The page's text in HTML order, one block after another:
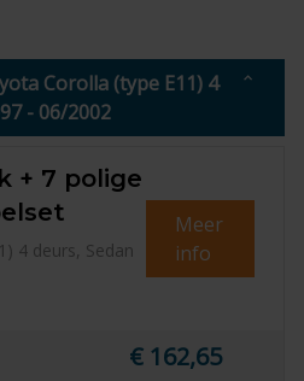
Corolla (type E11) 4
- 06/2002
+ 7 polige
4 deurs, Sedan
Meer
info
€ 162,65